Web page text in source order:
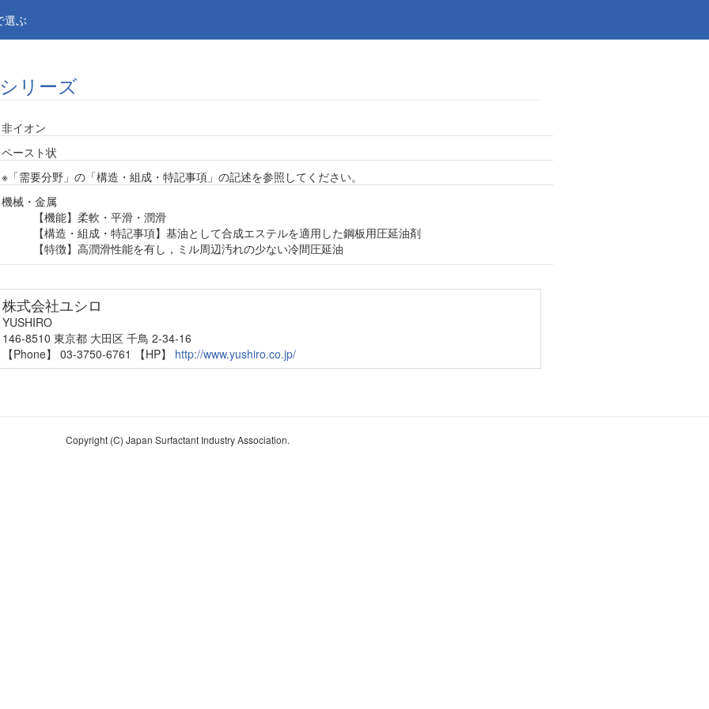
選ぶ
リーズ
非イオン
ペースト状
※「需要分野」の「構造・組成・特記事項」の記述を参照してください。
機械・金属
【機能】柔軟・平滑・潤滑
【構造・組成・特記事項】基油として合成エステルを適用した鋼板用圧延油剤
【特徴】高潤滑性能を有し，ミル周辺汚れの少ない冷間圧延油
株式会社ユシロ
YUSHIRO
146-8510 東京都 大田区 千鳥 2-34-16
【Phone】 03-3750-6761
【HP】 http://www.yushiro.co.jp/
Copyright (C) Japan Surfactant Industry Association.